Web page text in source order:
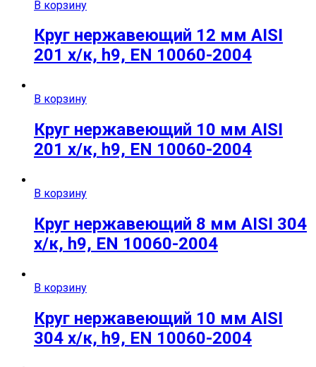
В корзину
Круг нержавеющий 12 мм AISI
201 х/к, h9, EN 10060-2004
В корзину
Круг нержавеющий 10 мм AISI
201 х/к, h9, EN 10060-2004
В корзину
Круг нержавеющий 8 мм AISI 304
х/к, h9, EN 10060-2004
В корзину
Круг нержавеющий 10 мм AISI
304 х/к, h9, EN 10060-2004